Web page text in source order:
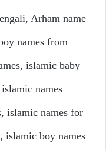
Arham name
names from
islamic baby
names
islamic names for
islamic boy names